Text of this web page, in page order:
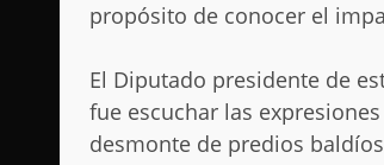
propósito de conocer el
El Diputado presidente de
fue escuchar las
desmonte de predios